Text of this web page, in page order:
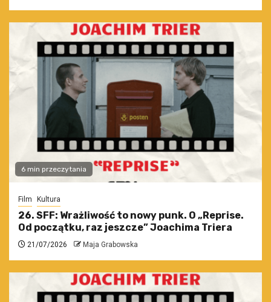
6 min przeczytania
Film Kultura
26. SFF: Wrażliwość to nowy punk. O „Reprise.
Od początku, raz jeszcze” Joachima Triera
21/07/2026 Maja Grabowska